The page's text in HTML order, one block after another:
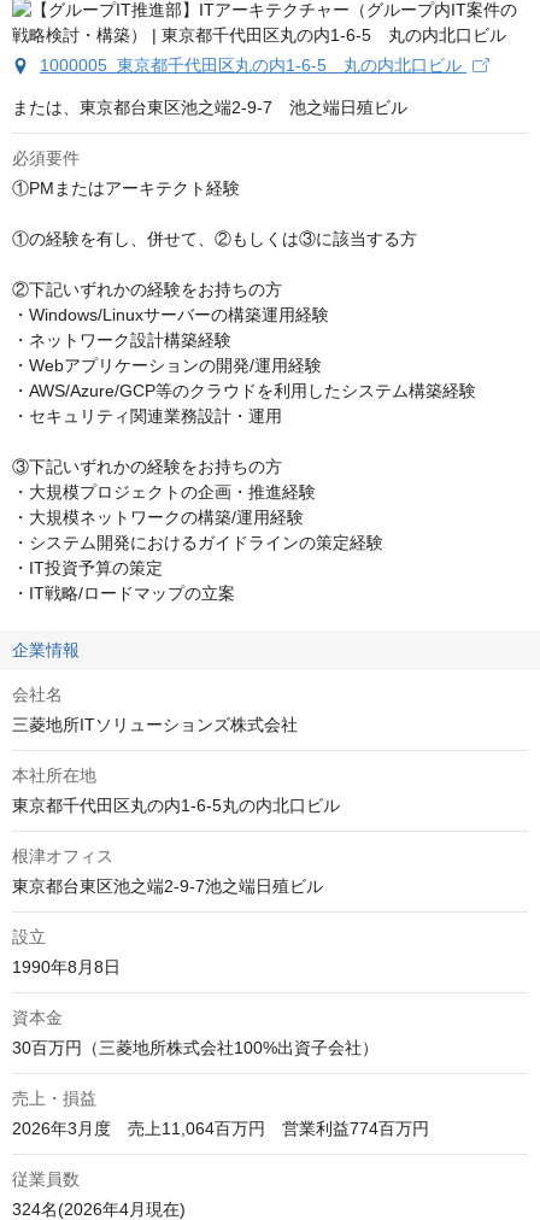
1000005 東京都千代田区丸の内1-6-5 丸の内北口ビル
または、東京都台東区池之端2-9-7　池之端日殖ビル
必須要件
①PMまたはアーキテクト経験
①の経験を有し、併せて、②もしくは③に該当する方
②下記いずれかの経験をお持ちの方
・Windows/Linuxサーバーの構築運用経験
・ネットワーク設計構築経験
・Webアプリケーションの開発/運用経験
・AWS/Azure/GCP等のクラウドを利用したシステム構築経験
・セキュリティ関連業務設計・運用
③下記いずれかの経験をお持ちの方
・大規模プロジェクトの企画・推進経験
・大規模ネットワークの構築/運用経験
・システム開発におけるガイドラインの策定経験
・IT投資予算の策定
・IT戦略/ロードマップの立案
企業情報
会社名
三菱地所ITソリューションズ株式会社
本社所在地
東京都千代田区丸の内1-6-5丸の内北口ビル
根津オフィス
東京都台東区池之端2-9-7池之端日殖ビル
設立
1990年8月8日
資本金
30百万円（三菱地所株式会社100%出資子会社）
売上・損益
2026年3月度　売上11,064百万円　営業利益774百万円
従業員数
324名(2026年4月現在)